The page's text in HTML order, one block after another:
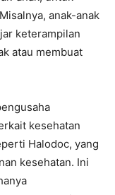
anak-anak
keterampilan
atau membuat
kesehatan
Halodoc, yang
kesehatan. Ini